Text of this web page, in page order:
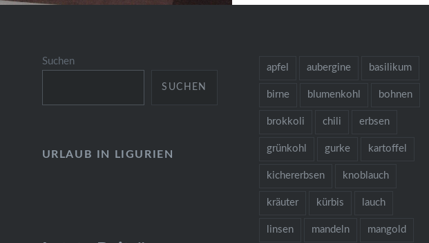
Suchen
SUCHEN
apfel aubergine basilikum
birne blumenkohl bohnen
brokkoli chili erbsen
grünkohl gurke kartoffel
kichererbsen knoblauch
kräuter kürbis lauch
linsen mandeln mangold
URLAUB IN LIGURIEN